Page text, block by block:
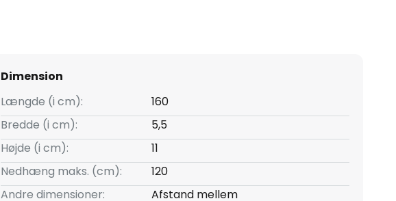
Dimension
Længde (i cm):
160
Bredde (i cm):
5,5
Højde (i cm):
11
Nedhæng maks. (cm):
120
Andre dimensioner:
Afstand mellem